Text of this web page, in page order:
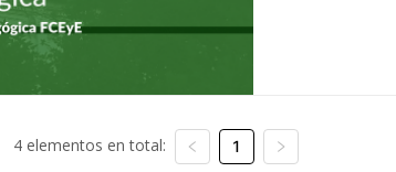
4 elementos en total: 1